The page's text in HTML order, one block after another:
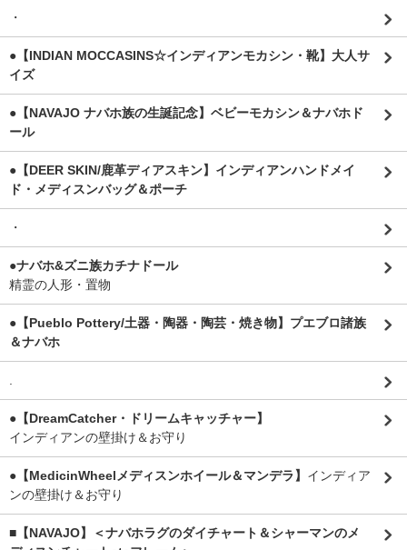
・
●【INDIAN MOCCASINS☆インディアンモカシン・靴】大人サ
イズ
●【NAVAJO ナバホ族の生誕記念】ベビーモカシン＆ナバホド
ール
●【DEER SKIN/鹿革ディアスキン】インディアンハンドメイ
ド・メディスンバッグ＆ポーチ
・
●ナバホ&ズニ族カチナドール
精霊の人形・置物
●【Pueblo Pottery/土器・陶器・陶芸・焼き物】プエブロ諸族
＆ナバホ
●【DreamCatcher・ドリームキャッチャー】
インディアンの壁掛け＆お守り
●【MedicinWheelメディスンホイール＆マンデラ】 インディア
ンの壁掛け＆お守り
■【NAVAJO】＜ナバホラグのダイチャート＆シャーマンのメ